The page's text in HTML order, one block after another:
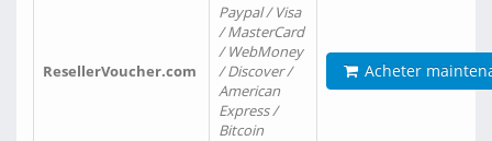
ResellerVoucher.com
Paypal / Visa
/ MasterCard
/ WebMoney
/ Discover /
American
Express /
Bitcoin
Acheter